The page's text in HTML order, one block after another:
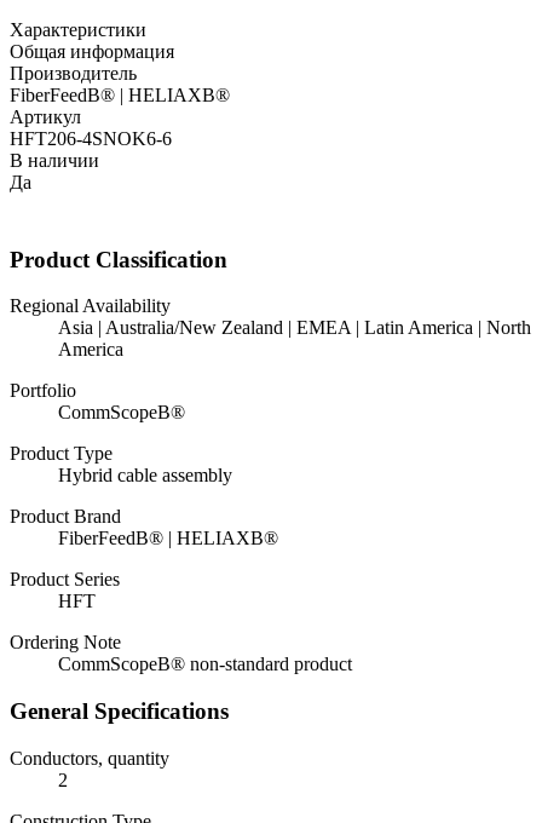
Характеристики
Общая информация
Производитель
FiberFeedВ® | HELIAXВ®
Артикул
HFT206-4SNOK6-6
В наличии
Да
Product Classification
Regional Availability
Asia | Australia/New Zealand | EMEA | Latin America | North
America
Portfolio
CommScopeВ®
Product Type
Hybrid cable assembly
Product Brand
FiberFeedВ® | HELIAXВ®
Product Series
HFT
Ordering Note
CommScopeВ® non-standard product
General Specifications
Conductors, quantity
2